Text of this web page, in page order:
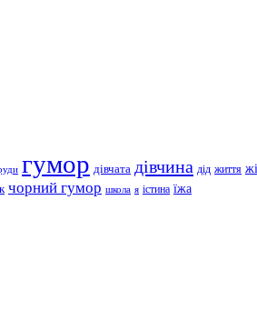
гумор дівчата дівчина дід життя
чорний гумор школа я істина їжа